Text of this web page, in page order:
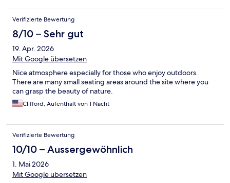
Verifizierte Bewertung
8/10 – Sehr gut
19. Apr. 2026
Mit Google übersetzen
Nice atmosphere especially for those who enjoy outdoors.
There are many small seating areas around the site where you
can grasp the beauty of nature.
Clifford, Aufenthalt von 1 Nacht
Verifizierte Bewertung
10/10 – Aussergewöhnlich
1. Mai 2026
Mit Google übersetzen